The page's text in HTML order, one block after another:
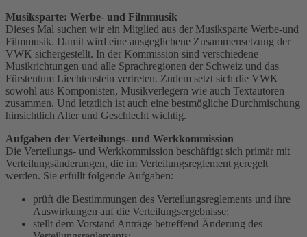
Musiksparte: Werbe- und Filmmusik
Dieses Mal suchen wir ein Mitglied aus der Musiksparte Werbe-und
Filmmusik. Damit wird eine ausgeglichene Zusammensetzung der
VWK sichergestellt. In der Kommission sind verschiedene
Musikrichtungen und alle Sprachregionen der Schweiz und das
Fürstentum Liechtenstein vertreten. Zudem setzt sich die VWK
sowohl aus Komponisten, Musikverlegern wie auch Textautoren
zusammen. Und letztlich ist auch eine bestmögliche Durchmischung
hinsichtlich Alter und Geschlecht wichtig.
Aufgaben der Verteilungs- und Werkkommission
Die Verteilungs- und Werkkommission beschäftigt sich primär mit
Verteilungsänderungen, die im Verteilungsreglement geregelt
werden. Sie erfüllt folgende Aufgaben:
prüft die Bestimmungen des Verteilungsreglements und ihre
Auswirkungen auf die Verteilungsergebnisse;
stellt dem Vorstand Anträge betreffend Änderung des